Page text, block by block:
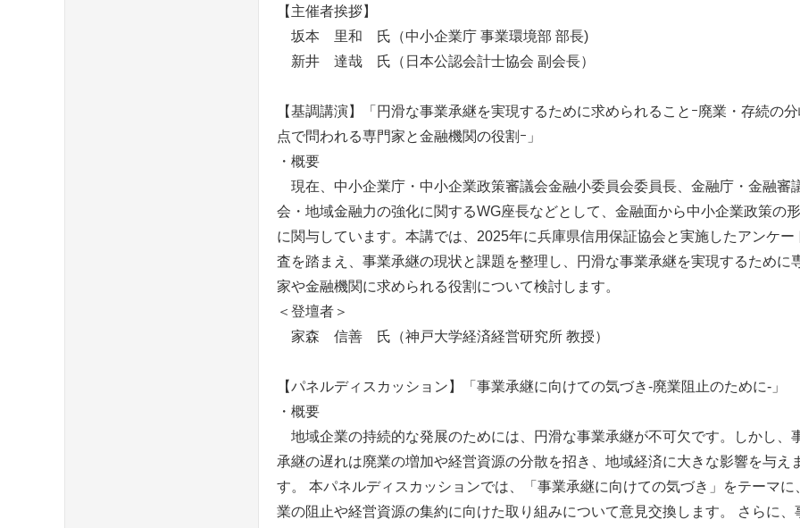
【主催者挨拶】
坂本 里和 氏（中小企業庁 事業環境部 部長)
新井 達哉 氏（日本公認会計士協会 副会長）
【基調講演】「円滑な事業承継を実現するために求められることｰ廃業・存続の
点で問われる専門家と金融機関の役割ｰ」
・概要
現在、中小企業庁・中小企業政策審議会金融小委員会委員長、金融庁・金融審
会・地域金融力の強化に関するWG座長などとして、金融面から中小企業政策の
に関与しています。本講では、2025年に兵庫県信用保証協会と実施したアンケー
査を踏まえ、事業承継の現状と課題を整理し、円滑な事業承継を実現するために
家や金融機関に求められる役割について検討します。
＜登壇者＞
家森 信善 氏（神戸大学経済経営研究所 教授）
【パネルディスカッション】「事業承継に向けての気づき-廃業阻止のために-」
・概要
地域企業の持続的な発展のためには、円滑な事業承継が不可欠です。しかし、
承継の遅れは廃業の増加や経営資源の分散を招き、地域経済に大きな影響を与え
す。 本パネルディスカッションでは、「事業承継に向けての気づき」をテーマに
業の阻止や経営資源の集約に向けた取り組みについて意見交換します。 さらに、